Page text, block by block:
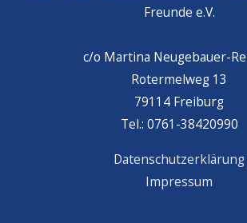
Freunde e.V.
c/o Martina Neugebauer-
Rotermelweg 13
79114 Freiburg
Tel.: 0761-38420990
Datenschutzerklärung
Impressum